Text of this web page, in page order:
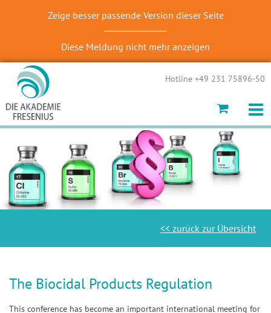
Zeige besser passende Version dieser Seite
Diese Meldung nicht mehr anzeigen
Hotline +49 231 75896-50
<< zurück zur Übersicht
The Biocidal Products Regulation
This conference has become an important international meeting for